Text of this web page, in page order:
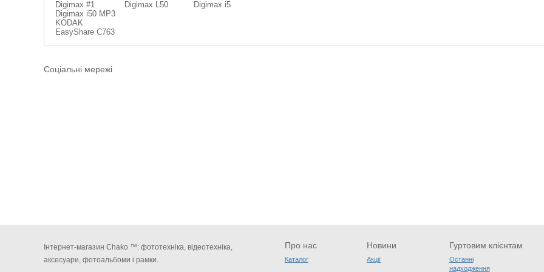
Digimax #1
Digimax L50
Digimax i5
Digimax i50 MP3
KODAK
EasyShare C763
Соціальні мережі
Інтернет-магазин Chako ™: фототехніка, відеотехніка,
аксесуари, фотоальбоми і рамки.
Про нас
Каталог
Новини
Акції
Гуртовим клієнтам
Останні
надходження